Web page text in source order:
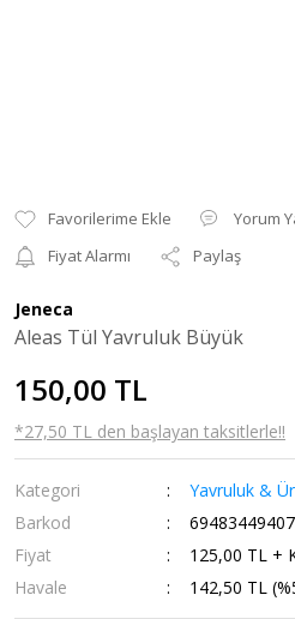
Yorum
Fiyat Alarmı
Paylaş
Jeneca
Aleas Tül Yavruluk Büyük
150,00 TL
*27,50 TL den başlayan taksitlerle!!
Kategori
Yavruluk &
Barkod
Fiyat
125,00 TL +
Havale
142,50 TL